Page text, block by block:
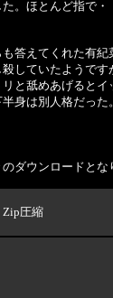
。ほとんど指で・
答えてくれた有紀
していたようで
と舐めあげると
身は別人格だった
ダウンロードとな
Zip圧縮